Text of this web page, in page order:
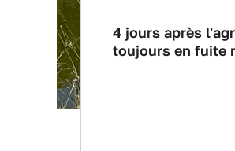
4 jours après
toujours en fuite